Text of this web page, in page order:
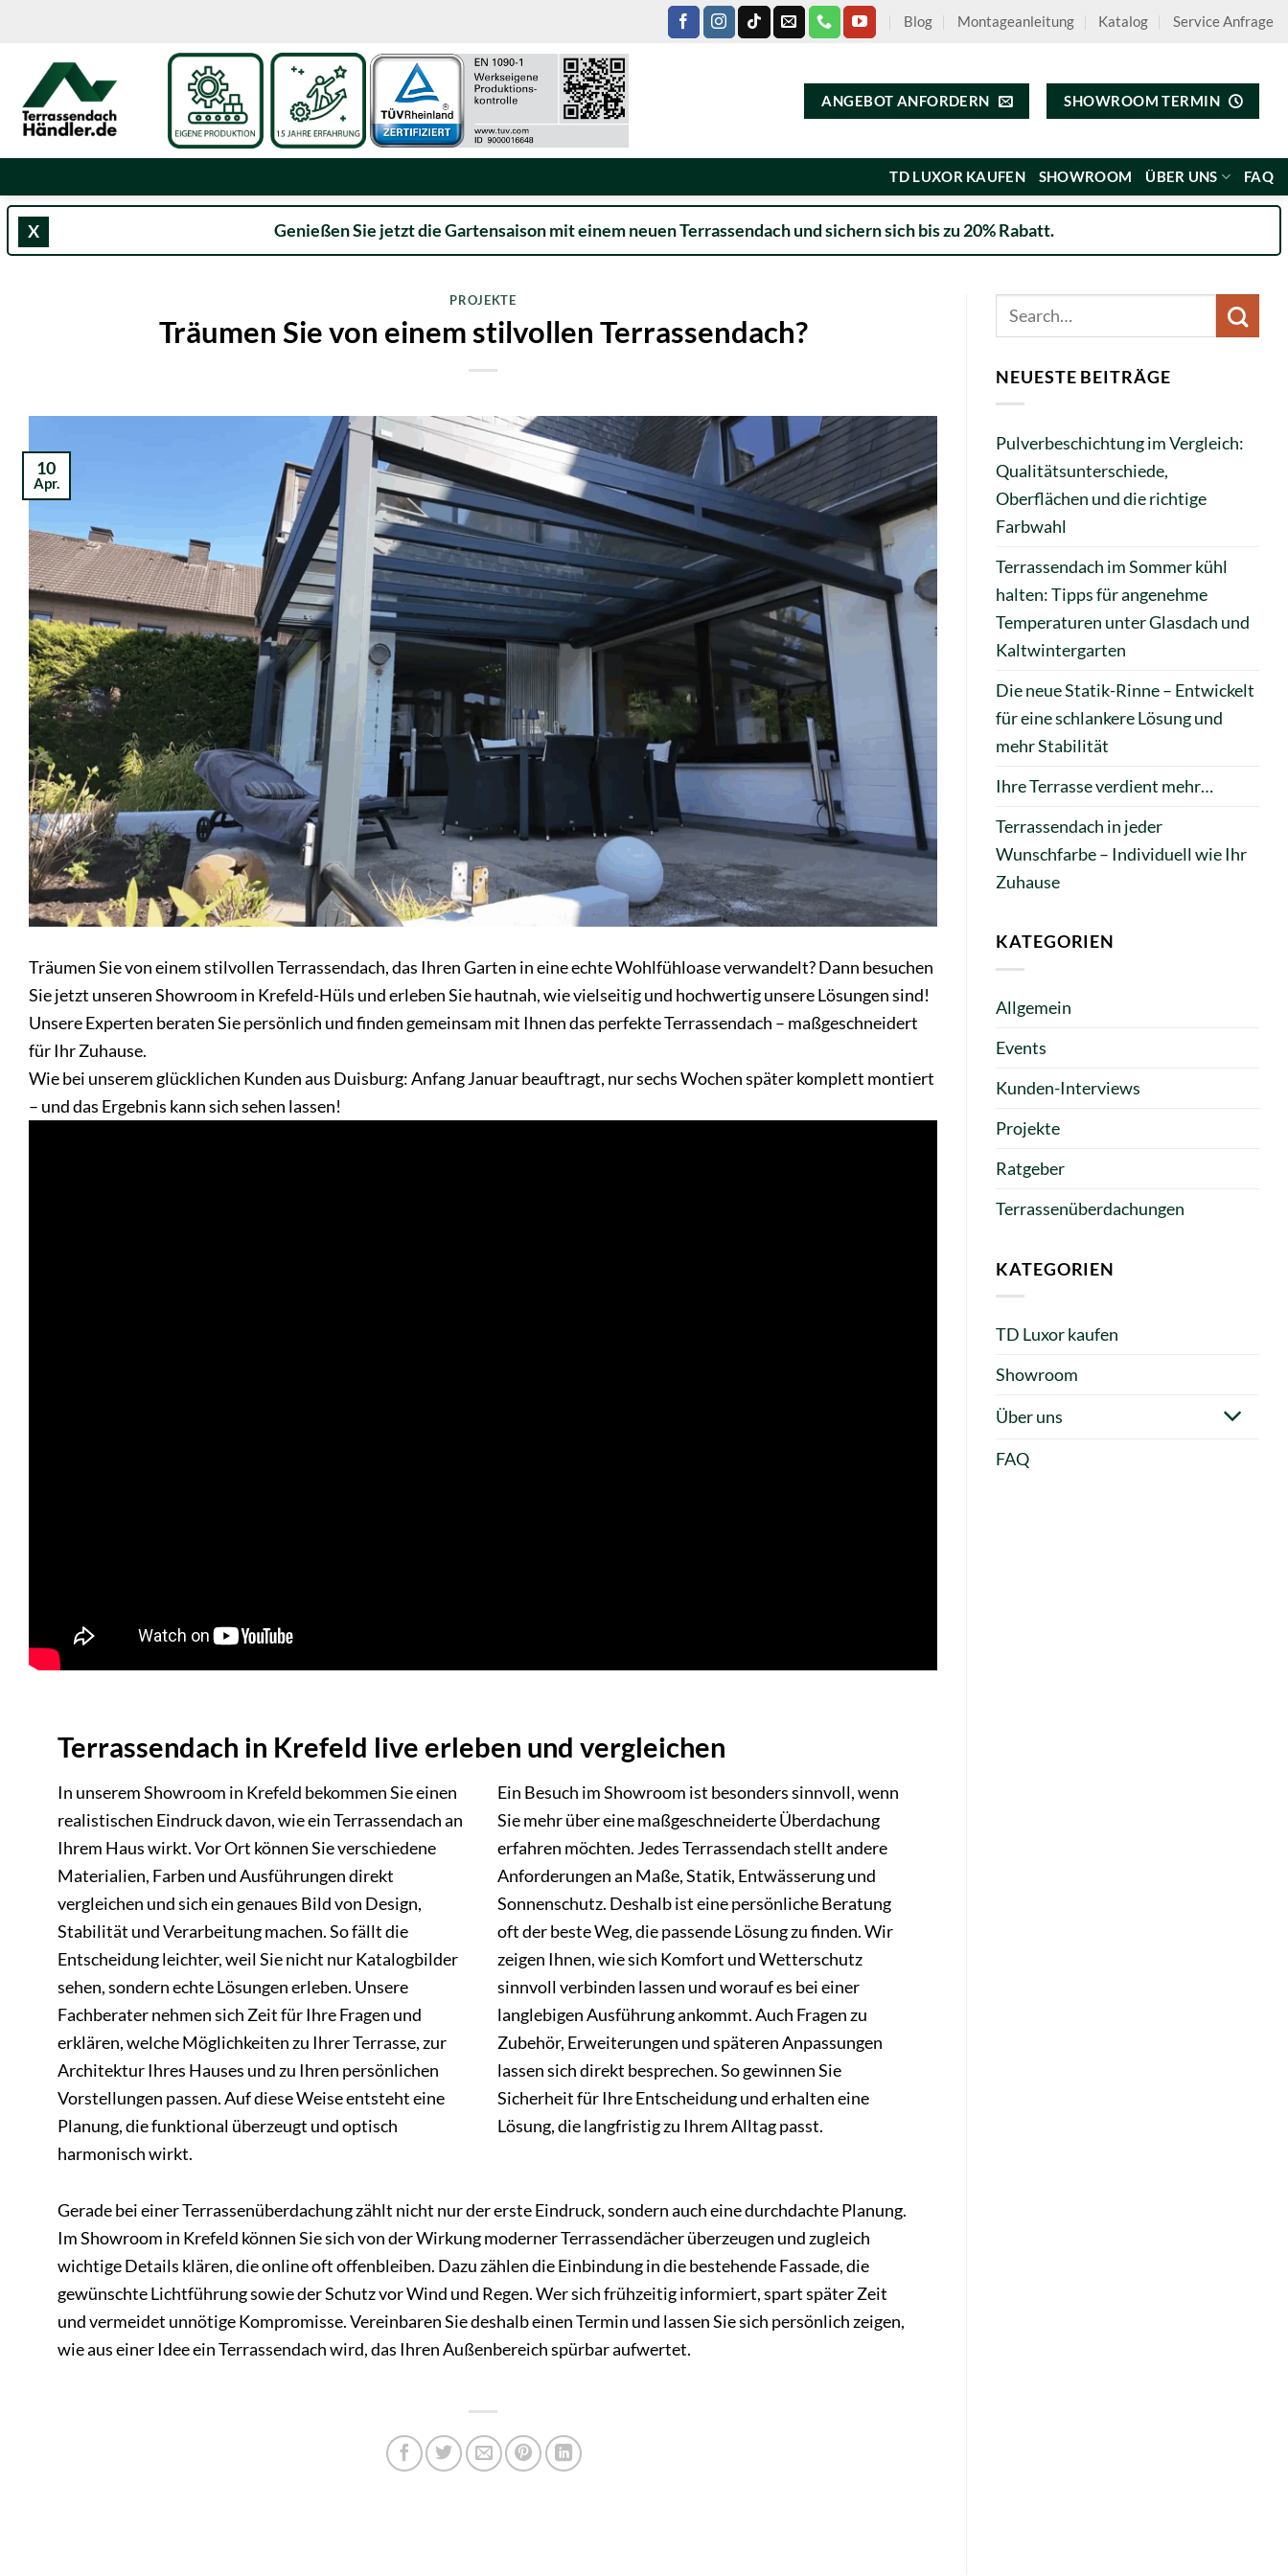
springen
Blog Montageanleitung Katalog Service Anfrage
ANGEBOT ANFORDERN SHOWROOM TERMIN
TD LUXOR KAUFEN SHOWROOM ÜBER UNS FAQ
X Genießen Sie jetzt die Gartensaison mit einem neuen Terrassendach und sichern sich bis zu 20% Rabatt.
PROJEKTE
Träumen Sie von einem stilvollen Terrassendach?
10
Apr.
Träumen Sie von einem stilvollen Terrassendach, das Ihren Garten in eine echte Wohlfühloase verwandelt? Dann besuchen
Sie jetzt unseren Showroom in Krefeld-Hüls und erleben Sie hautnah, wie vielseitig und hochwertig unsere Lösungen sind!
Unsere Experten beraten Sie persönlich und finden gemeinsam mit Ihnen das perfekte Terrassendach – maßgeschneidert
für Ihr Zuhause.
Wie bei unserem glücklichen Kunden aus Duisburg: Anfang Januar beauftragt, nur sechs Wochen später komplett montiert
– und das Ergebnis kann sich sehen lassen!
Terrassendach in Krefeld live erleben und vergleichen
In unserem Showroom in Krefeld bekommen Sie einen
realistischen Eindruck davon, wie ein Terrassendach an
Ihrem Haus wirkt. Vor Ort können Sie verschiedene
Materialien, Farben und Ausführungen direkt
vergleichen und sich ein genaues Bild von Design,
Stabilität und Verarbeitung machen. So fällt die
Entscheidung leichter, weil Sie nicht nur Katalogbilder
sehen, sondern echte Lösungen erleben. Unsere
Fachberater nehmen sich Zeit für Ihre Fragen und
erklären, welche Möglichkeiten zu Ihrer Terrasse, zur
Architektur Ihres Hauses und zu Ihren persönlichen
Vorstellungen passen. Auf diese Weise entsteht eine
Planung, die funktional überzeugt und optisch
harmonisch wirkt.
Ein Besuch im Showroom ist besonders sinnvoll, wenn
Sie mehr über eine maßgeschneiderte Überdachung
erfahren möchten. Jedes Terrassendach stellt andere
Anforderungen an Maße, Statik, Entwässerung und
Sonnenschutz. Deshalb ist eine persönliche Beratung
oft der beste Weg, die passende Lösung zu finden. Wir
zeigen Ihnen, wie sich Komfort und Wetterschutz
sinnvoll verbinden lassen und worauf es bei einer
langlebigen Ausführung ankommt. Auch Fragen zu
Zubehör, Erweiterungen und späteren Anpassungen
lassen sich direkt besprechen. So gewinnen Sie
Sicherheit für Ihre Entscheidung und erhalten eine
Lösung, die langfristig zu Ihrem Alltag passt.
Gerade bei einer Terrassenüberdachung zählt nicht nur der erste Eindruck, sondern auch eine durchdachte Planung.
Im Showroom in Krefeld können Sie sich von der Wirkung moderner Terrassendächer überzeugen und zugleich
wichtige Details klären, die online oft offenbleiben. Dazu zählen die Einbindung in die bestehende Fassade, die
gewünschte Lichtführung sowie der Schutz vor Wind und Regen. Wer sich frühzeitig informiert, spart später Zeit
und vermeidet unnötige Kompromisse. Vereinbaren Sie deshalb einen Termin und lassen Sie sich persönlich zeigen,
wie aus einer Idee ein Terrassendach wird, das Ihren Außenbereich spürbar aufwertet.
NEUESTE BEITRÄGE
Pulverbeschichtung im Vergleich:
Qualitätsunterschiede,
Oberflächen und die richtige
Farbwahl
Terrassendach im Sommer kühl
halten: Tipps für angenehme
Temperaturen unter Glasdach und
Kaltwintergarten
Die neue Statik-Rinne – Entwickelt
für eine schlankere Lösung und
mehr Stabilität
Ihre Terrasse verdient mehr…
Terrassendach in jeder
Wunschfarbe – Individuell wie Ihr
Zuhause
KATEGORIEN
Allgemein
Events
Kunden-Interviews
Projekte
Ratgeber
Terrassenüberdachungen
KATEGORIEN
TD Luxor kaufen
Showroom
Über uns
FAQ